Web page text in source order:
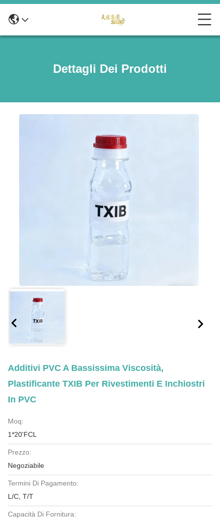
Dettagli Dei Prodotti
Additivi PVC A Bassissima Viscosità,
Plastificante TXIB Per Rivestimenti E Inchiostri
In PVC
Moq:
1*20'FCL
Prezzo:
Negoziabile
Termini Di Pagamento:
L/C, T/T
Capacità Di Fornitura: